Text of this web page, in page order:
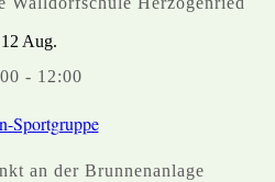
12 Aug.
- 12:00
Sportgruppe
an der Brunnenanlage